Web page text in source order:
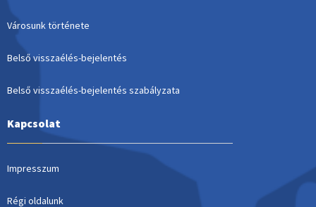
Városunk története
Belső visszaélés-bejelentés
Belső visszaélés-bejelentés szabályzata
Kapcsolat
Impresszum
Régi oldalunk